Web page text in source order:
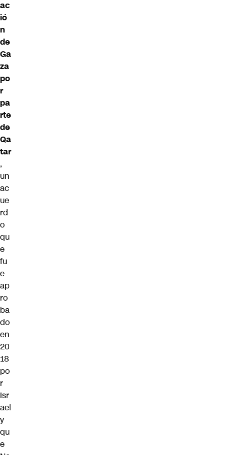
ac
ió
n
de
Ga
za
po
r
pa
rte
de
Qa
tar
,
un
ac
ue
rd
o
qu
e
fu
e
ap
ro
ba
do
en
20
18
po
r
Isr
ael
y
qu
e